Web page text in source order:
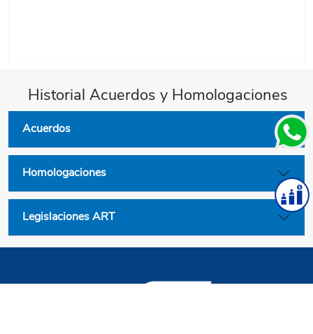
Historial Acuerdos y Homologaciones
Acuerdos
Homologaciones
Legislaciones ART